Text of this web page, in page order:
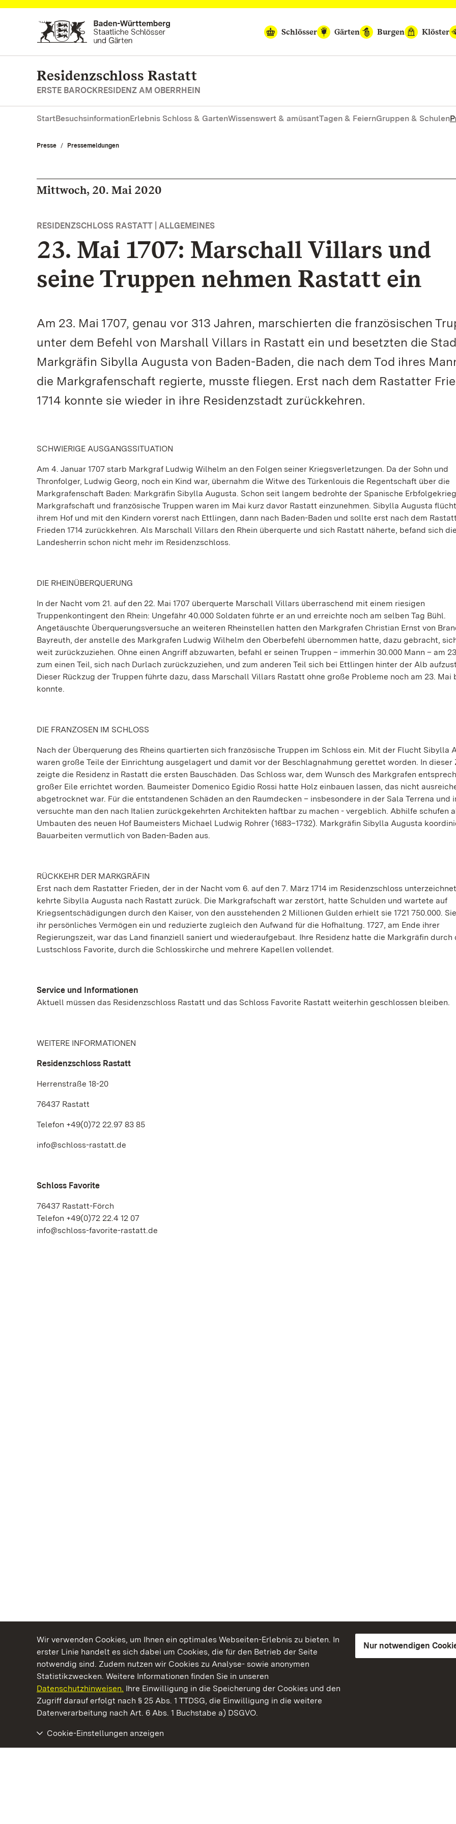
Wir verwenden Cookies, um Ihnen ein optimales Webseiten-Erlebnis zu bieten. In
erster Linie handelt es sich dabei um Cookies, die für den Betrieb der Seite
notwendig sind. Zudem nutzen wir Cookies zu Analyse- sowie anonymen
Statistikzwecken. Weitere Informationen finden Sie in unseren
Datenschutzhinweisen. Ihre Einwilligung in die Speicherung der Cookies und den
Zugriff darauf erfolgt nach § 25 Abs. 1 TTDSG, die Einwilligung in die weitere
Datenverarbeitung nach Art. 6 Abs. 1 Buchstabe a) DSGVO.
Nur notwendigen
Cookie-Einstellungen anzeigen
Zum Hauptinhalt springen
Schlösser
Gärten Burgen Klöster
Residenzschloss Rastatt
ERSTE BAROCKRESIDENZ AM OBERRHEIN
StartBesuchsinformationErlebnis Schloss & GartenWissenswert & amüsantTagen & FeiernGruppen & Schulen
Presse Pressemeldungen
Mittwoch, 20. Mai 2020
RESIDENZSCHLOSS RASTATT | ALLGEMEINES
23. Mai 1707: Marschall Villars und
seine Truppen nehmen Rastatt ein
Am 23. Mai 1707, genau vor 313 Jahren, marschierten die französischen
unter dem Befehl von Marshall Villars in Rastatt ein und besetzten die
Markgräfin Sibylla Augusta von Baden-Baden, die nach dem Tod ihres
die Markgrafenschaft regierte, musste fliegen. Erst nach dem Rastatter
1714 konnte sie wieder in ihre Residenzstadt zurückkehren.
SCHWIERIGE AUSGANGSSITUATION
Am 4. Januar 1707 starb Markgraf Ludwig Wilhelm an den Folgen seiner Kriegsverletzungen. Da der Sohn und
Thronfolger, Ludwig Georg, noch ein Kind war, übernahm die Witwe des Türkenlouis die Regentschaft über die
Markgrafenschaft Baden: Markgräfin Sibylla Augusta. Schon seit langem bedrohte der Spanische
Markgrafschaft und französische Truppen waren im Mai kurz davor Rastatt einzunehmen. Sibylla Augusta
ihrem Hof und mit den Kindern vorerst nach Ettlingen, dann nach Baden-Baden und sollte erst nach dem
Frieden 1714 zurückkehren. Als Marschall Villars den Rhein überquerte und sich Rastatt näherte, befand sich die
Landesherrin schon nicht mehr im Residenzschloss.
DIE RHEINÜBERQUERUNG
In der Nacht vom 21. auf den 22. Mai 1707 überquerte Marschall Villars überraschend mit einem riesigen
Truppenkontingent den Rhein: Ungefähr 40.000 Soldaten führte er an und erreichte noch am selben Tag Bühl.
Angetäuschte Überquerungsversuche an weiteren Rheinstellen hatten den Markgrafen Christian Ernst von
Bayreuth, der anstelle des Markgrafen Ludwig Wilhelm den Oberbefehl übernommen hatte, dazu gebracht,
weit zurückzuziehen. Ohne einen Angriff abzuwarten, befahl er seinen Truppen – immerhin 30.000 Mann – am
zum einen Teil, sich nach Durlach zurückzuziehen, und zum anderen Teil sich bei Ettlingen hinter der Alb
Dieser Rückzug der Truppen führte dazu, dass Marschall Villars Rastatt ohne große Probleme noch am 23. Mai
konnte.
DIE FRANZOSEN IM SCHLOSS
Nach der Überquerung des Rheins quartierten sich französische Truppen im Schloss ein. Mit der Flucht Sibylla
waren große Teile der Einrichtung ausgelagert und damit vor der Beschlagnahmung gerettet worden. In dieser
zeigte die Residenz in Rastatt die ersten Bauschäden. Das Schloss war, dem Wunsch des Markgrafen
großer Eile errichtet worden. Baumeister Domenico Egidio Rossi hatte Holz einbauen lassen, das nicht
abgetrocknet war. Für die entstandenen Schäden an den Raumdecken – insbesondere in der Sala Terrena und
versuchte man den nach Italien zurückgekehrten Architekten haftbar zu machen - vergeblich. Abhilfe schufen
Umbauten des neuen Hof Baumeisters Michael Ludwig Rohrer (1683–1732). Markgräfin Sibylla Augusta
Bauarbeiten vermutlich von Baden-Baden aus.
RÜCKKEHR DER MARKGRÄFIN
Erst nach dem Rastatter Frieden, der in der Nacht vom 6. auf den 7. März 1714 im Residenzschloss
kehrte Sibylla Augusta nach Rastatt zurück. Die Markgrafschaft war zerstört, hatte Schulden und wartete auf
Kriegsentschädigungen durch den Kaiser, von den ausstehenden 2 Millionen Gulden erhielt sie 1721 750.000.
ihr persönliches Vermögen ein und reduzierte zugleich den Aufwand für die Hofhaltung. 1727, am Ende ihrer
Regierungszeit, war das Land finanziell saniert und wiederaufgebaut. Ihre Residenz hatte die Markgräfin durch
Lustschloss Favorite, durch die Schlosskirche und mehrere Kapellen vollendet.
Service und Informationen
Aktuell müssen das Residenzschloss Rastatt und das Schloss Favorite Rastatt weiterhin geschlossen bleiben.
WEITERE INFORMATIONEN
Residenzschloss Rastatt
Herrenstraße 18-20
76437 Rastatt
Telefon +49(0)72 22.97 83 85
info@schloss-rastatt.de
Schloss Favorite
76437 Rastatt-Förch
Telefon +49(0)72 22.4 12 07
info@schloss-favorite-rastatt.de
Kommen. Staunen. Genießen.